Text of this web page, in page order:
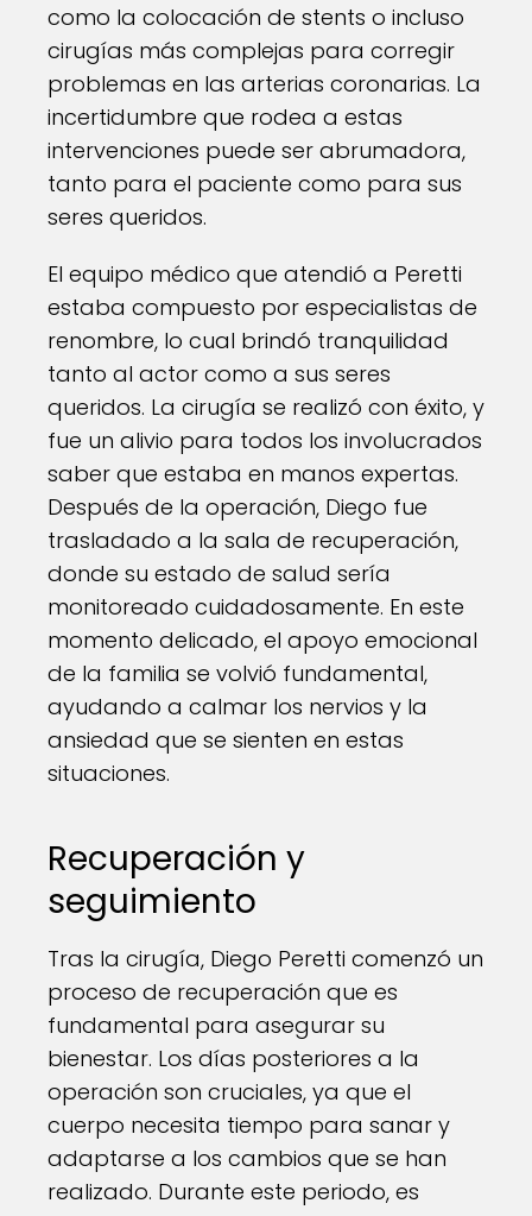
como la colocación de stents o incluso
cirugías más complejas para corregir
problemas en las arterias coronarias. La
incertidumbre que rodea a estas
intervenciones puede ser abrumadora,
tanto para el paciente como para sus
seres queridos.
El equipo médico que atendió a Peretti
estaba compuesto por especialistas de
renombre, lo cual brindó tranquilidad
tanto al actor como a sus seres
queridos. La cirugía se realizó con éxito, y
fue un alivio para todos los involucrados
saber que estaba en manos expertas.
Después de la operación, Diego fue
trasladado a la sala de recuperación,
donde su estado de salud sería
monitoreado cuidadosamente. En este
momento delicado, el apoyo emocional
de la familia se volvió fundamental,
ayudando a calmar los nervios y la
ansiedad que se sienten en estas
situaciones.
Recuperación y
seguimiento
Tras la cirugía, Diego Peretti comenzó un
proceso de recuperación que es
fundamental para asegurar su
bienestar. Los días posteriores a la
operación son cruciales, ya que el
cuerpo necesita tiempo para sanar y
adaptarse a los cambios que se han
realizado. Durante este periodo, es